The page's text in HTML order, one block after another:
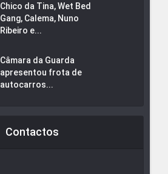
Chico da Tina, Wet Bed
Gang, Calema, Nuno
Ribeiro e...
Câmara da Guarda
apresentou frota de
autocarros...
Contactos